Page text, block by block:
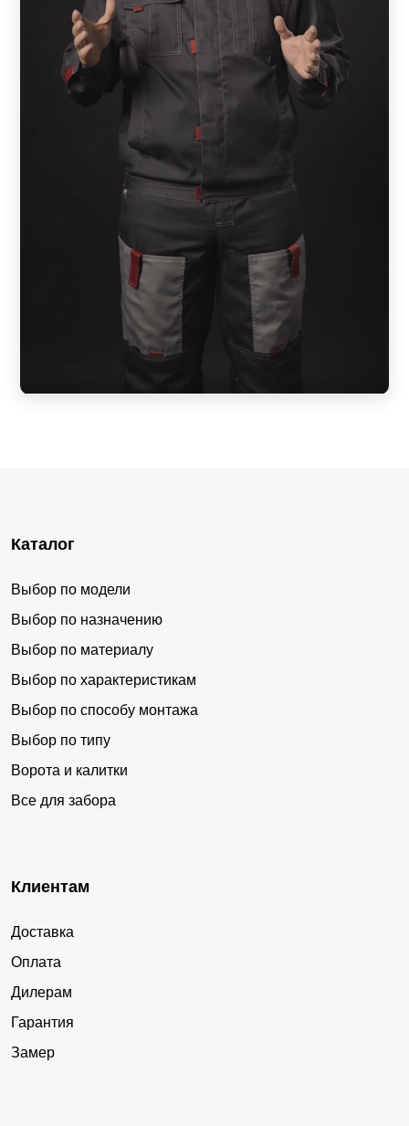
Каталог
Выбор по модели
Выбор по назначению
Выбор по материалу
Выбор по характеристикам
Выбор по способу монтажа
Выбор по типу
Ворота и калитки
Все для забора
Клиентам
Доставка
Оплата
Дилерам
Гарантия
Замер